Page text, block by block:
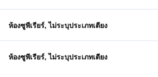
ห้องซูพีเรียร์, ไม่ระบุประเภทเตียง
ห้องซูพีเรียร์, ไม่ระบุประเภทเตียง